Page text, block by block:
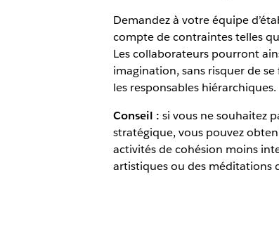
Demandez à votre équipe
compte de contraintes telles
Les collaborateurs pourront
imagination, sans risquer de
les responsables hiérarchiques.
Conseil : si vous ne souhaitez
stratégique, vous pouvez
activités de cohésion moins
artistiques ou des méditations